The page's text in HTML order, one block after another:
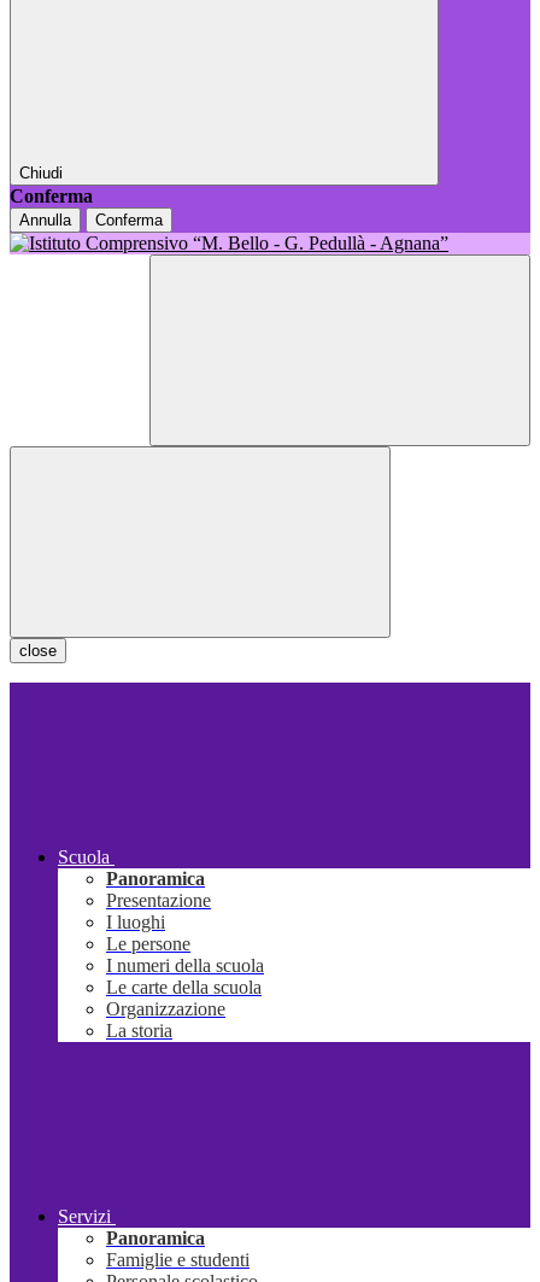
Chiudi
Conferma
Annulla Conferma
close
Scuola
Panoramica
Presentazione
I luoghi
Le persone
I numeri della scuola
Le carte della scuola
Organizzazione
La storia
Servizi
Panoramica
Famiglie e studenti